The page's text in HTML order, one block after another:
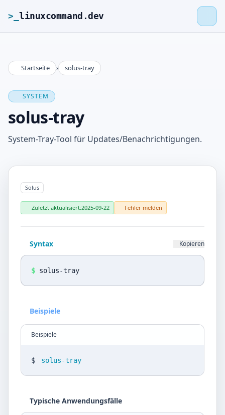
>_ linuxcommand.dev
>_linuxcommand.dev
Roadmap
Kontakt
Impressum
Datenschutz
DE EN
Startseite › solus-tray
SYSTEM
solus-tray
System-Tray-Tool für Updates/Benachrichtigungen.
Solus
Zuletzt aktualisiert:2025-09-22 Fehler melden
Syntax Kopieren
$ solus-tray
Beispiele
Beispiele
$ solus-tray
Typische Anwendungsfälle